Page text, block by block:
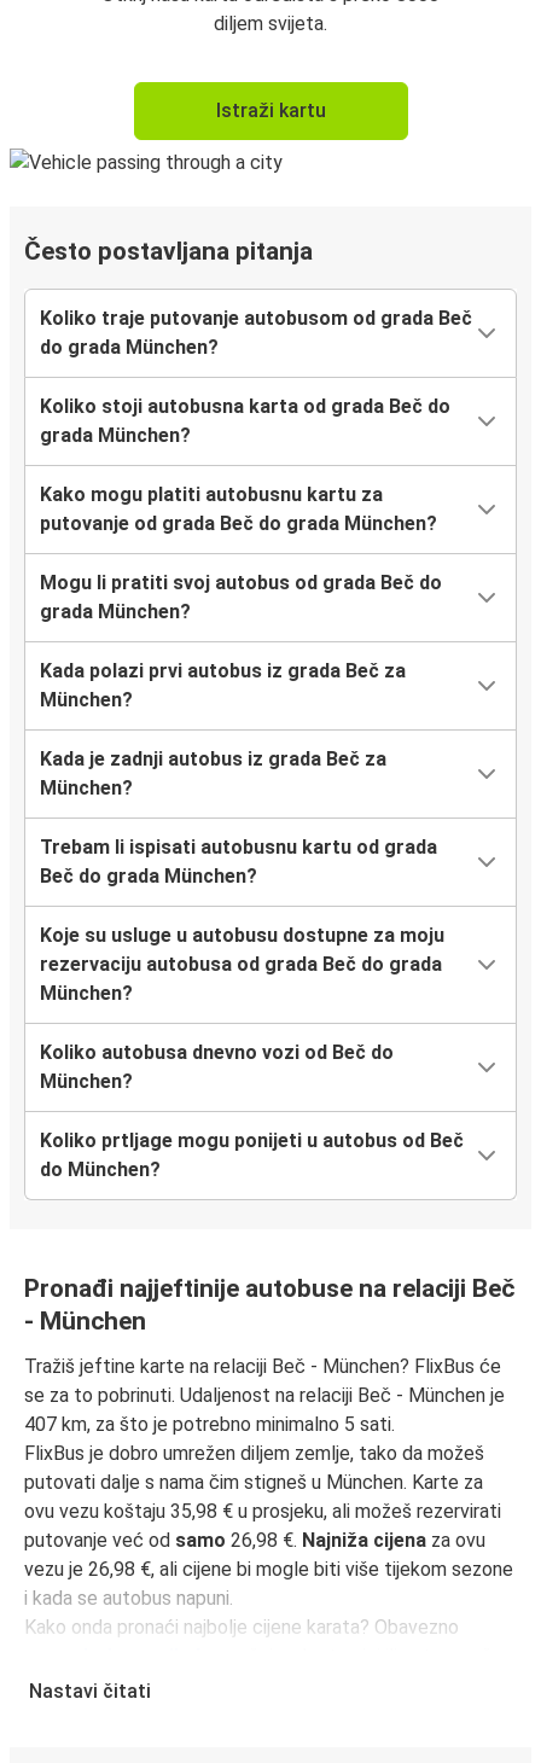
diljem svijeta.
Istraži kartu
Često postavljana pitanja
Koliko traje putovanje autobusom od grada Beč
do grada München?
Koliko stoji autobusna karta od grada Beč do
grada München?
Kako mogu platiti autobusnu kartu za
putovanje od grada Beč do grada München?
Mogu li pratiti svoj autobus od grada Beč do
grada München?
Kada polazi prvi autobus iz grada Beč za
München?
Kada je zadnji autobus iz grada Beč za
München?
Trebam li ispisati autobusnu kartu od grada
Beč do grada München?
Koje su usluge u autobusu dostupne za moju
rezervaciju autobusa od grada Beč do grada
München?
Koliko autobusa dnevno vozi od Beč do
München?
Koliko prtljage mogu ponijeti u autobus od Beč
do München?
Pronađi najjeftinije autobuse na relaciji Beč
- München
Tražiš jeftine karte na relaciji Beč - München? FlixBus će
se za to pobrinuti. Udaljenost na relaciji Beč - München je
407 km, za što je potrebno minimalno 5 sati.
FlixBus je dobro umrežen diljem zemlje, tako da možeš
putovati dalje s nama čim stigneš u München. Karte za
ovu vezu koštaju 35,98 € u prosjeku, ali možeš rezervirati
putovanje već od samo 26,98 €. Najniža cijena za ovu
vezu je 26,98 €, ali cijene bi mogle biti više tijekom sezone
i kada se autobus napuni.
Kako onda pronaći najbolje cijene karata? Obavezno
FlixBus aplikacije
Nastavi čitati